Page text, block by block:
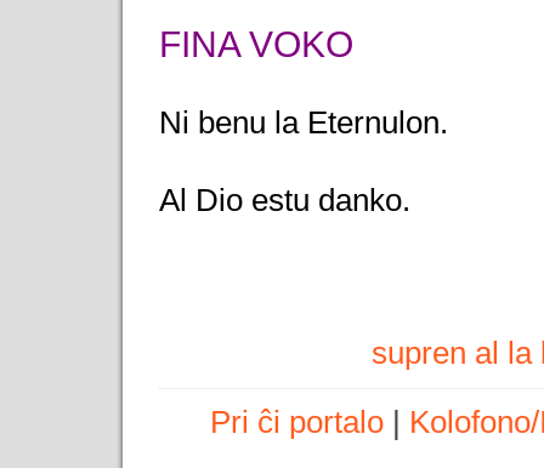
FINA VOKO
Ni benu la Eternulon.
Al Dio estu danko.
supren al la
Pri ĉi portalo|